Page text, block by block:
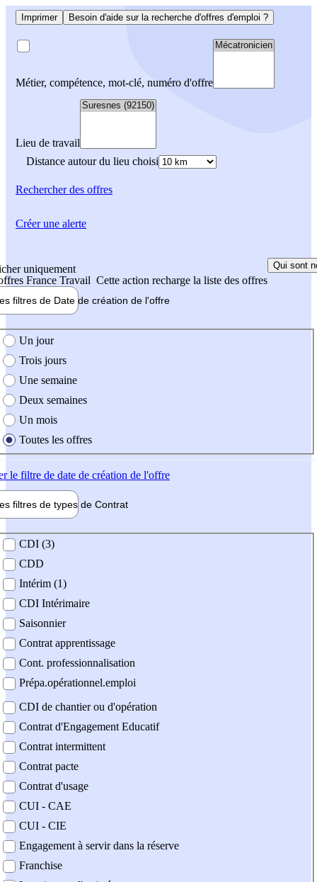
Imprimer Besoin d'aide sur la recherche d'offres d'emploi ?
Métier, compétence, mot-clé, numéro d'offre
Lieu de travail
Distance autour du lieu choisi
Rechercherdes offres
uniquement
France Travail Cette action recharge la liste des offres
Qui sont
filtres de Date de création de l'offre
création de l'offre
Un jour
Trois jours
Une semaine
Deux semaines
Un mois
Toutes les offres
le filtre de date de création de l'offre
filtres de types de Contrat
contrat
CDI (3)
CDD
Intérim (1)
CDI Intérimaire
Saisonnier
Contrat apprentissage
Cont. professionnalisation
Prépa.opérationnel.emploi
CDI de chantier ou d'opération
Contrat d'Engagement Educatif
Contrat intermittent
Contrat pacte
Contrat d'usage
CUI - CAE
CUI - CIE
Engagement à servir dans la réserve
Franchise
Créer une alerte